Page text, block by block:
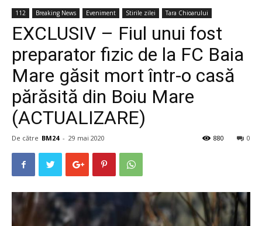
112 Breaking News Eveniment Stirile zilei Tara Chioarului
EXCLUSIV – Fiul unui fost
preparator fizic de la FC Baia
Mare găsit mort într-o casă
părăsită din Boiu Mare
(ACTUALIZARE)
De către BM24 - 29 mai 2020 0
880